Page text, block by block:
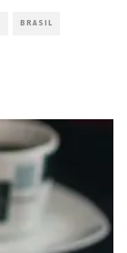
BRASIL